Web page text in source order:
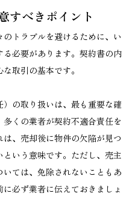
すべきポイント
トラブルを避けるために、い
る必要があります。契約書の内
取引の基本です。
の取り扱いは、最も重要な確
くの業者が契約不適合責任を
、売却後に物件の欠陥が見つ
いう意味です。ただし、売主
ては、免除されないこともあ
必ず業者に伝えておきましょ